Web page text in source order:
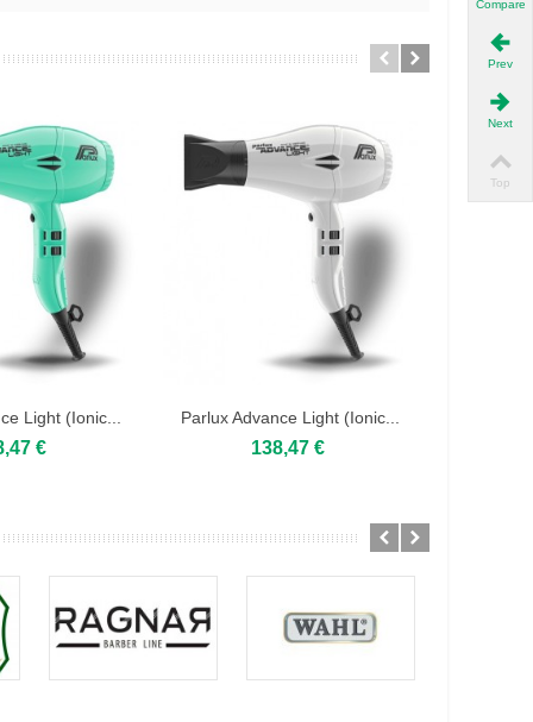
Light (Ionic...
€
Parlux Advance Light (Ionic...
138,47 €
Compare
Prev
Next
Top